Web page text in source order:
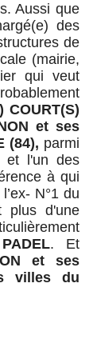
Aussi que
des
de
(mairie,
qui veut
COURT(S)
et ses
(84), parmi
et l'un des
à qui
N°1 du
plus d'une
. Et
et ses
villes du